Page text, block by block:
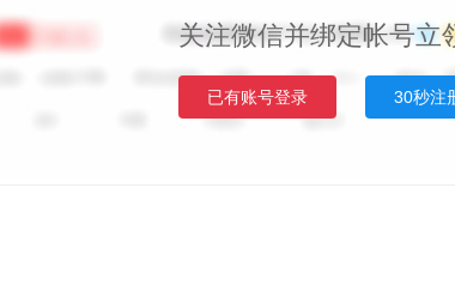
关注微信并绑定帐号立
已有账号登录 30秒注